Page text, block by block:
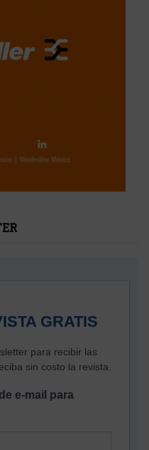
GRATIS
para recibir las
sin costo la revista.
e-mail para